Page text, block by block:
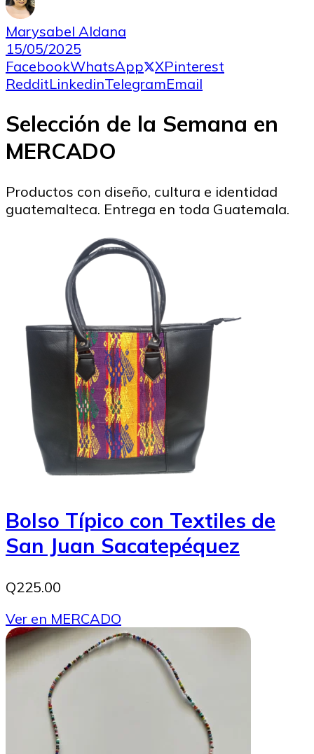
Marysabel Aldana
15/05/2025
FacebookWhatsApp XPinterest
RedditLinkedinTelegramEmail
Selección de la Semana en
MERCADO
Productos con diseño, cultura e identidad
guatemalteca. Entrega en toda Guatemala.
Bolso Típico con Textiles de
San Juan Sacatepéquez
Q225.00
Ver en MERCADO